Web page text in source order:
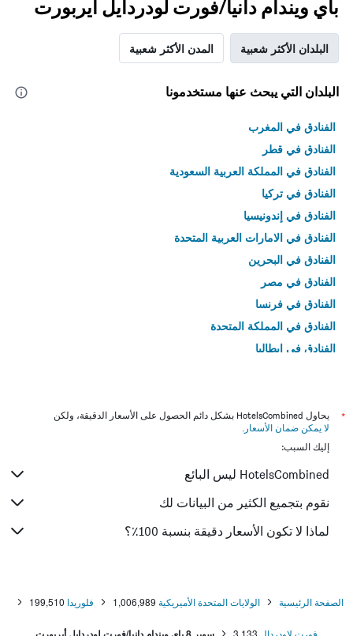
باي ويندام دانيا/فورت لودردايل أيربورت
البلدان الأكثر شعبية المدن الأكثر شعبية
البلدان التي يبحث عنها مستخدمونا
الفنادق في المغرب
الفنادق في قطر
الفنادق في المملكة العربية السعودية
الفنادق في تركيا
الفنادق في إندونيسيا
الفنادق في الامارات العربية المتحدة
الفنادق في البحرين
الفنادق في مصر
الفنادق في فرنسا
الفنادق في المملكة المتحدة
الفنادق في إيطاليا
*
يحاول HotelsCombined بشكل دائم الحصول على الأسعار الدقيقة، ولكن
لا يمكن ضمان الأسعار .
إليك السبب:
HotelsCombined ليس البائع
نقوم بتجميع الكثير من البيانات لك
لماذا لا تكون الأسعار دقيقة بنسبة 100٪؟
الصفحة الرئيسية الولايات المتحدة الأميريكية 1,006,989 فلوريدا 199,510
فورت لاودردال 3,133